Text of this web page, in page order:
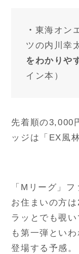
・ 東海オン
ツの内川幸
をわかりや
イン本）
先着順の3,000
ッジは「EX風
「Mリーグ」
お住まいの方
ラッとでも覗
も第一弾とい
登場する予感。